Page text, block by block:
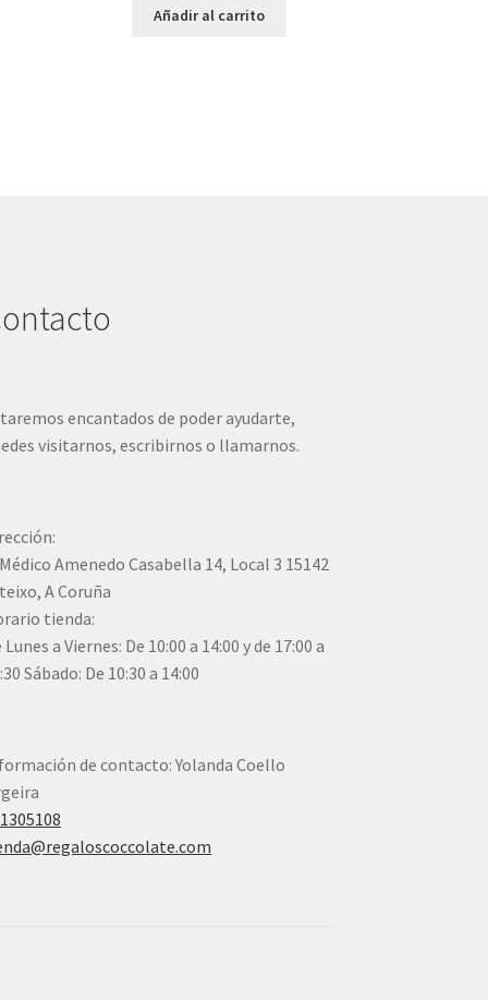
original actual
Añadir al carrito
encantados de poder ayudarte,
visitarnos, escribirnos o llamarnos.
Amenedo Casabella 14, Local 3 15142
A Coruña
tienda:
Lunes a Viernes: De 10:00 a 14:00 y de 17:00 a
Sábado: De 10:30 a 14:00
de contacto: Yolanda Coello